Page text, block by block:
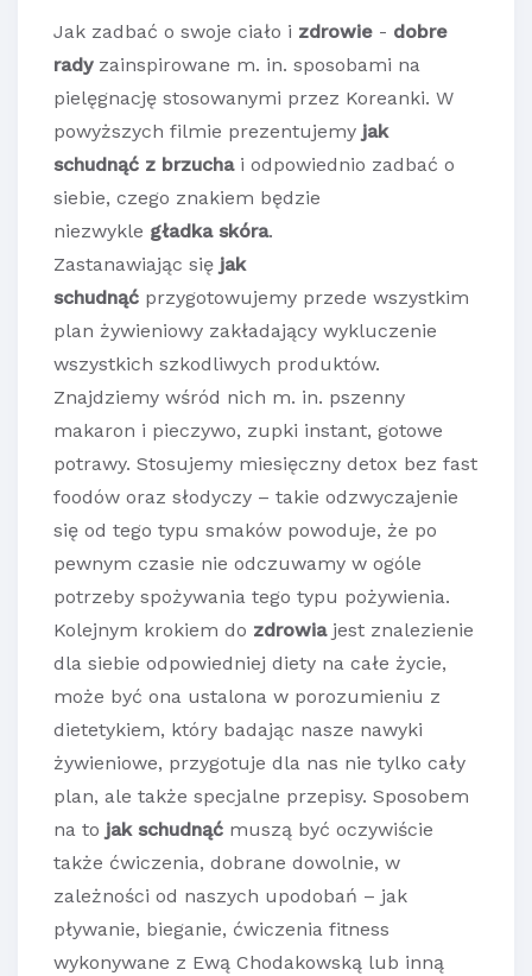
Jak zadbać o swoje ciało i zdrowie - dobre
radyzainspirowane m. in. sposobami na
pielęgnację stosowanymi przez Koreanki. W
powyższych filmie prezentujemy jak
schudnąć z brzuchai odpowiednio zadbać o
siebie, czego znakiem będzie
niezwykle gładka skóra.
Zastanawiając się jak
schudnąć przygotowujemy przede wszystkim
plan żywieniowy zakładający wykluczenie
wszystkich szkodliwych produktów.
Znajdziemy wśród nich m. in. pszenny
makaron i pieczywo, zupki instant, gotowe
potrawy. Stosujemy miesięczny detox bez fast
foodów oraz słodyczy – takie odzwyczajenie
się od tego typu smaków powoduje, że po
pewnym czasie nie odczuwamy w ogóle
potrzeby spożywania tego typu pożywienia.
Kolejnym krokiem do zdrowiajest znalezienie
dla siebie odpowiedniej diety na całe życie,
może być ona ustalona w porozumieniu z
dietetykiem, który badając nasze nawyki
żywieniowe, przygotuje dla nas nie tylko cały
plan, ale także specjalne przepisy. Sposobem
na to jak schudnąć muszą być oczywiście
także ćwiczenia, dobrane dowolnie, w
zależności od naszych upodobań – jak
pływanie, bieganie, ćwiczenia fitness
wykonywane z Ewą Chodakowską lub inną